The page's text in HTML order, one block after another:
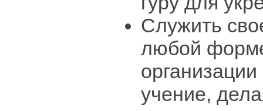
Служить
любой
учение,